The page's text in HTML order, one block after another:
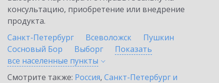
консультацию, приобретение или внедрение
продукта.
Санкт-Петербург
Всеволожск
Пушкин
Сосновый Бор
Выборг
Показать
все населенные пункты
Смотрите также: Россия, Санкт-Петербург и